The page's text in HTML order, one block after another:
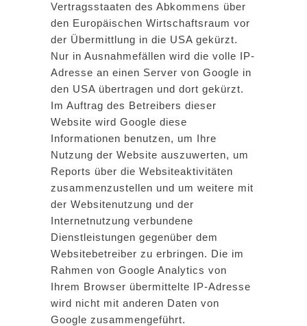
Vertragsstaaten des Abkommens über
den Europäischen Wirtschaftsraum vor
der Übermittlung in die USA gekürzt.
Nur in Ausnahmefällen wird die volle IP-
Adresse an einen Server von Google in
den USA übertragen und dort gekürzt.
Im Auftrag des Betreibers dieser
Website wird Google diese
Informationen benutzen, um Ihre
Nutzung der Website auszuwerten, um
Reports über die Websiteaktivitäten
zusammenzustellen und um weitere mit
der Websitenutzung und der
Internetnutzung verbundene
Dienstleistungen gegenüber dem
Websitebetreiber zu erbringen. Die im
Rahmen von Google Analytics von
Ihrem Browser übermittelte IP-Adresse
wird nicht mit anderen Daten von
Google zusammengeführt.